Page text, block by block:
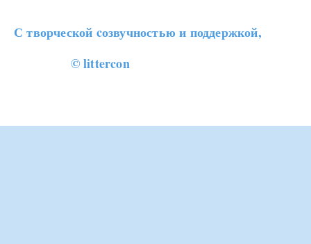
С творческой cозвучностью и поддержкой,
© littercon